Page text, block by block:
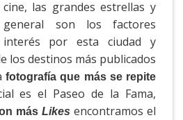
las grandes estrellas y
son los factores
interés por esta ciudad y
los destinos más publicados
fotografía que más se repite
es el Paseo de la Fama,
másLikes encontramos el